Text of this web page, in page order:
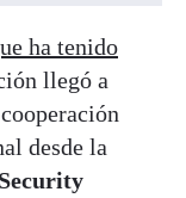
ha tenido
llegó a
desde la